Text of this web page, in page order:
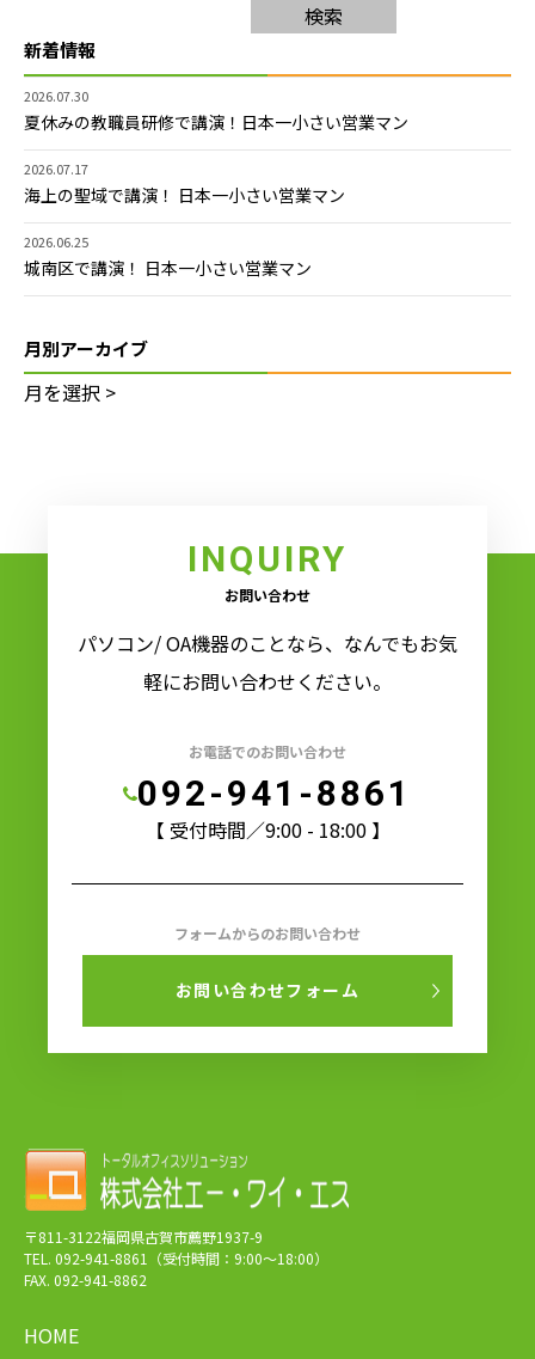
検索
新着情報
2026.07.30
夏休みの教職員研修で講演！日本一小さい営業マン
2026.07.17
海上の聖域で講演！ 日本一小さい営業マン
2026.06.25
城南区で講演！ 日本一小さい営業マン
月別アーカイブ
INQUIRY
お問い合わせ
パソコン/ OA機器のことなら、なんでもお気
軽にお問い合わせください。
お電話でのお問い合わせ
092-941-8861
【 受付時間／9:00 - 18:00 】
フォームからのお問い合わせ
お問い合わせフォーム
〒811-3122福岡県古賀市薦野1937-9
TEL. 092-941-8861（受付時間：9:00～18:00）
FAX. 092-941-8862
HOME